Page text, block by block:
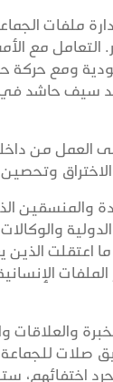
ملفات
مع
ومع
سيف حاشد
العمل من
والمنسقين
اعتقلت
والعلاقات
صلات
اختفائهم،